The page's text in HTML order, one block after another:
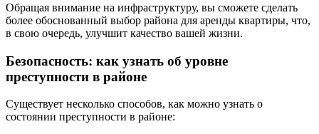
Обращая внимание на инфраструктуру, вы сможете сделать
более обоснованный выбор района для аренды квартиры, что,
в свою очередь, улучшит качество вашей жизни.
Безопасность: как узнать об уровне
преступности в районе
Существует несколько способов, как можно узнать о
состоянии преступности в районе: